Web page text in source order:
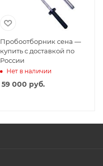
Пробоотборник сена —
купить с доставкой по
России
Нет в наличии
59 000 руб.